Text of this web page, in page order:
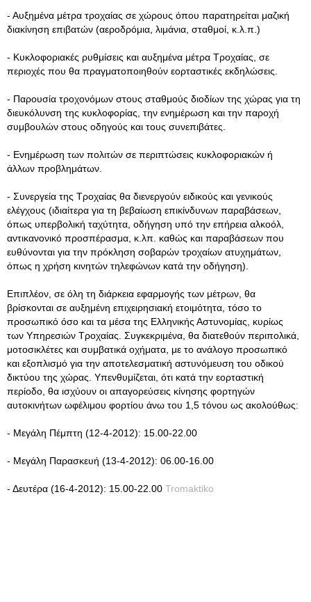
- Αυξημένα μέτρα τροχαίας σε χώρους όπου παρατηρείται μαζική
διακίνηση επιβατών (αεροδρόμια, λιμάνια, σταθμοί, κ.λ.π.)
- Κυκλοφοριακές ρυθμίσεις και αυξημένα μέτρα Τροχαίας, σε
περιοχές που θα πραγματοποιηθούν εορταστικές εκδηλώσεις.
- Παρουσία τροχονόμων στους σταθμούς διοδίων της χώρας για τη
διευκόλυνση της κυκλοφορίας, την ενημέρωση και την παροχή
συμβουλών στους οδηγούς και τους συνεπιβάτες.
- Ενημέρωση των πολιτών σε περιπτώσεις κυκλοφοριακών ή
άλλων προβλημάτων.
- Συνεργεία της Τροχαίας θα διενεργούν ειδικούς και γενικούς
ελέγχους (ιδιαίτερα για τη βεβαίωση επικίνδυνων παραβάσεων,
όπως υπερβολική ταχύτητα, οδήγηση υπό την επήρεια αλκοόλ,
αντικανονικό προσπέρασμα, κ.λπ. καθώς και παραβάσεων που
ευθύνονται για την πρόκληση σοβαρών τροχαίων ατυχημάτων,
όπως η χρήση κινητών τηλεφώνων κατά την οδήγηση).
Επιπλέον, σε όλη τη διάρκεια εφαρμογής των μέτρων, θα
βρίσκονται σε αυξημένη επιχειρησιακή ετοιμότητα, τόσο το
προσωπικό όσο και τα μέσα της Ελληνικής Αστυνομίας, κυρίως
των Υπηρεσιών Τροχαίας. Συγκεκριμένα, θα διατεθούν περιπολικά,
μοτοσικλέτες και συμβατικά οχήματα, με το ανάλογο προσωπικό
και εξοπλισμό για την αποτελεσματική αστυνόμευση του οδικού
δικτύου της χώρας. Υπενθυμίζεται, ότι κατά την εορταστική
περίοδο, θα ισχύουν οι απαγορεύσεις κίνησης φορτηγών
αυτοκινήτων ωφέλιμου φορτίου άνω του 1,5 τόνου ως ακολούθως:
- Μεγάλη Πέμπτη (12-4-2012): 15.00-22.00
- Μεγάλη Παρασκευή (13-4-2012): 06.00-16.00
- Δευτέρα (16-4-2012): 15.00-22.00 Tromaktiko